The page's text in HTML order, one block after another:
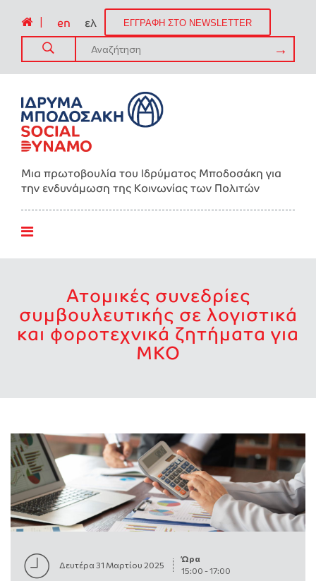
en ελ ΕΓΓΡΑΦΗ ΣΤΟ NEWSLETTER
Μια πρωτοβουλία του Ιδρύματος Μποδοσάκη για
την ενδυνάμωση της Kοινωνίας των Πολιτών
Ατομικές συνεδρίες
συμβουλευτικής σε λογιστικά
και φοροτεχνικά ζητήματα για
ΜΚΟ
Δευτέρα 31 Μαρτίου 2025
Ώρα
15:00 -17:00